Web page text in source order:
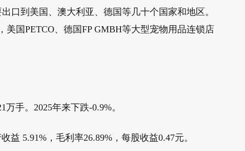
口到美国、澳大利亚、德国等几十个国家和地区。
国PETCO、德国FP GMBH等大型宠物用品连锁店
手。2025年来下跌-0.9%。
5.91%，毛利率26.89%，每股收益0.47元。